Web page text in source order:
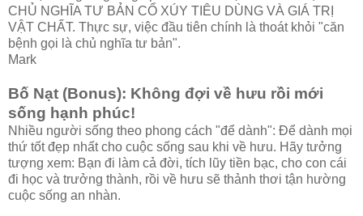
CHỦ NGHĨA TƯ BẢN CỔ XÚY TIÊU DÙNG VÀ GIÁ TRỊ
VẬT CHẤT. Thực sự, việc đầu tiên chính là thoát khỏi "căn
bệnh gọi là chủ nghĩa tư bản".
Mark
Bố Nạt (Bonus): Không đợi về hưu rồi mới
sống hạnh phúc!
Nhiều người sống theo phong cách "để dành": Để dành mọi
thứ tốt đẹp nhất cho cuộc sống sau khi về hưu. Hãy tưởng
tượng xem: Bạn đi làm cả đời, tích lũy tiền bạc, cho con cái
đi học và trưởng thành, rồi về hưu sẽ thảnh thơi tận hường
cuộc sống an nhàn.